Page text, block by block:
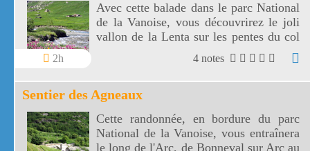
2h
Avec cette balade dans le parc National
de la Vanoise, vous découvrirez le joli
vallon de la Lenta sur les pentes du col
de l'Iseran. Le vallon de la Lenta fait
face au glacier des Evettes et à la vallée
de l'Arc. Le col de l'Iseran est le plus
haut de France.
4 notes
Sentier des Agneaux
Cette randonnée, en bordure du parc
National de la Vanoise, vous entraînera
le long de l'Arc, de Bonneval sur Arc au